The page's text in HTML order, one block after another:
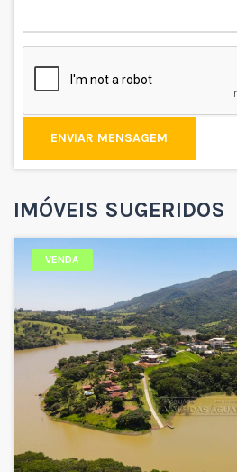
ENVIAR MENSAGEM
IMÓVEIS SUGERIDOS
VENDA